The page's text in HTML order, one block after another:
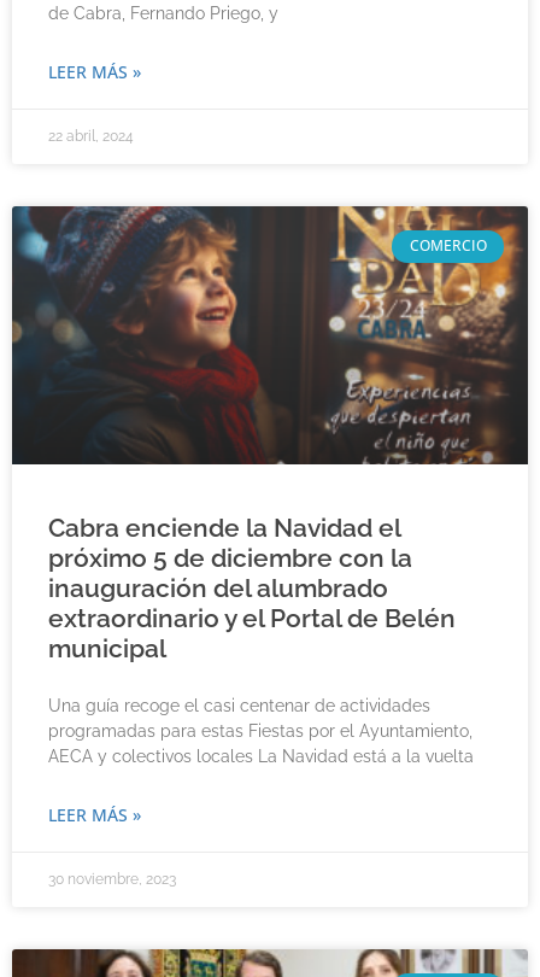
de Cabra, Fernando Priego, y
LEER MÁS »
22 abril, 2024
COMERCIO
Cabra enciende la Navidad el
próximo 5 de diciembre con la
inauguración del alumbrado
extraordinario y el Portal de Belén
municipal
Una guía recoge el casi centenar de actividades
programadas para estas Fiestas por el Ayuntamiento,
AECA y colectivos locales La Navidad está a la vuelta
LEER MÁS »
30 noviembre, 2023